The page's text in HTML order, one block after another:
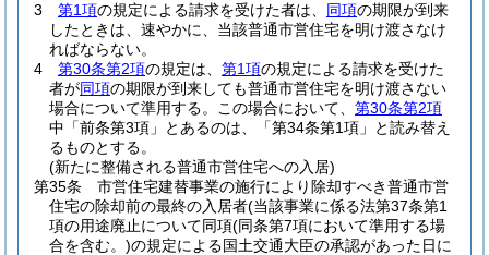
3
第1項の規定による請求を受けた者は、 同項の期限が到来
したときは、速やかに、当該普通市営住宅を明け渡さなけ
ればならない。
4
第30条第2項の規定は、 第1項の規定による請求を受けた
者が同項の期限が到来しても普通市営住宅を明け渡さない
場合について準用する。
この場合において、 第30条第2項
中「前条第3項」とあるのは、「第34条第1項」と読み替え
るものとする。
(新たに整備される普通市営住宅への入居)
第35条
市営住宅建替事業の施行により除却すべき普通市営
住宅の除却前の最終の入居者(当該事業に係る法第37条第1
項の用途廃止について同項(同条第7項において準用する場
合を含む。)の規定による国土交通大臣の承認があった日に